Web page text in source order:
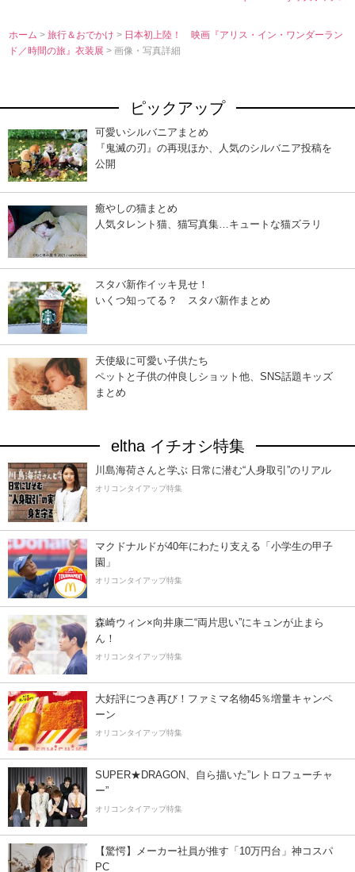
ホーム >旅行＆おでかけ> 日本初上陸！ 映画『アリス・イン・ワンダーラン
ド／時間の旅』衣装展> 画像・写真詳細
ピックアップ
可愛いシルバニアまとめ
『鬼滅の刃』の再現ほか、人気のシルバニア投稿を
公開
癒やしの猫まとめ
人気タレント猫、猫写真集…キュートな猫ズラリ
スタバ新作イッキ見せ！
いくつ知ってる？ スタバ新作まとめ
天使級に可愛い子供たち
ペットと子供の仲良しショット他、SNS話題キッズ
まとめ
eltha イチオシ特集
川島海荷さんと学ぶ 日常に潜む“人身取引”のリアル
オリコンタイアップ特集
マクドナルドが40年にわたり支える「小学生の甲子
園」
オリコンタイアップ特集
森崎ウィン×向井康二“両片思い”にキュンが止まら
ん！
オリコンタイアップ特集
大好評につき再び！ファミマ名物45％増量キャンペ
ーン
オリコンタイアップ特集
SUPER★DRAGON、自ら描いた”レトロフューチャ
ー”
オリコンタイアップ特集
【驚愕】メーカー社員が推す「10万円台」神コスパ
PC